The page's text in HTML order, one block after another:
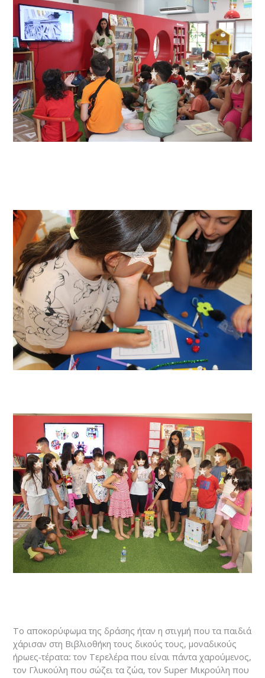
Το αποκορύφωμα της δράσης ήταν η στιγμή που τα παιδιά
χάρισαν στη Βιβλιοθήκη τους δικούς τους, μοναδικούς
ήρωες-τέρατα: τον Τερελέρα που είναι πάντα χαρούμενος,
τον Γλυκούλη που σώζει τα ζώα, τον Super Μικρούλη που